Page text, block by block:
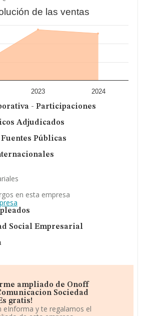
alcanzado los 144 millones de
con el fin de ampliar la información
15 años. La media de empleados es
Limitada
se emplea en
empresarial de estudios,
de sectores frente al 2023. En
en el ranking nacional, la empresa
de las ventas
2023 2024
- Participaciones
Adjudicados
Públicas
en esta empresa
Social Empresarial
ampliado de Onoff
Sociedad
gratis!
eInforma y te regalamos el